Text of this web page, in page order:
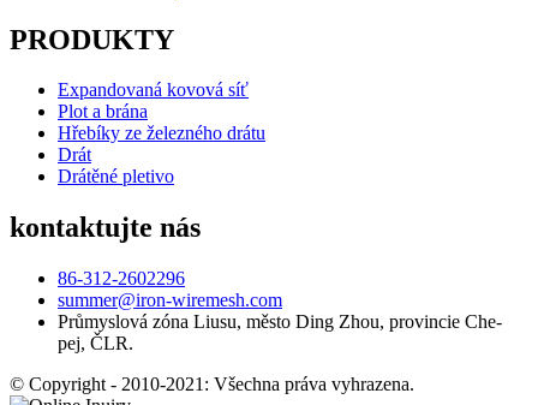
PRODUKTY
Expandovaná kovová síť
Plot a brána
Hřebíky ze železného drátu
Drát
Drátěné pletivo
kontaktujte nás
86-312-2602296
summer@iron-wiremesh.com
Průmyslová zóna Liusu, město Ding Zhou, provincie Che-
pej, ČLR.
© Copyright - 2010-2021: Všechna práva vyhrazena.